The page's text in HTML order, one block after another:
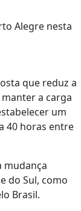
Alegre nesta
que reduz a
a carga
um
40 horas entre
mudança
do Sul, como
Brasil.